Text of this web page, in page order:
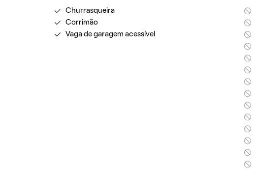
Churrasqueira
Corrimão
Vaga de garagem acessível